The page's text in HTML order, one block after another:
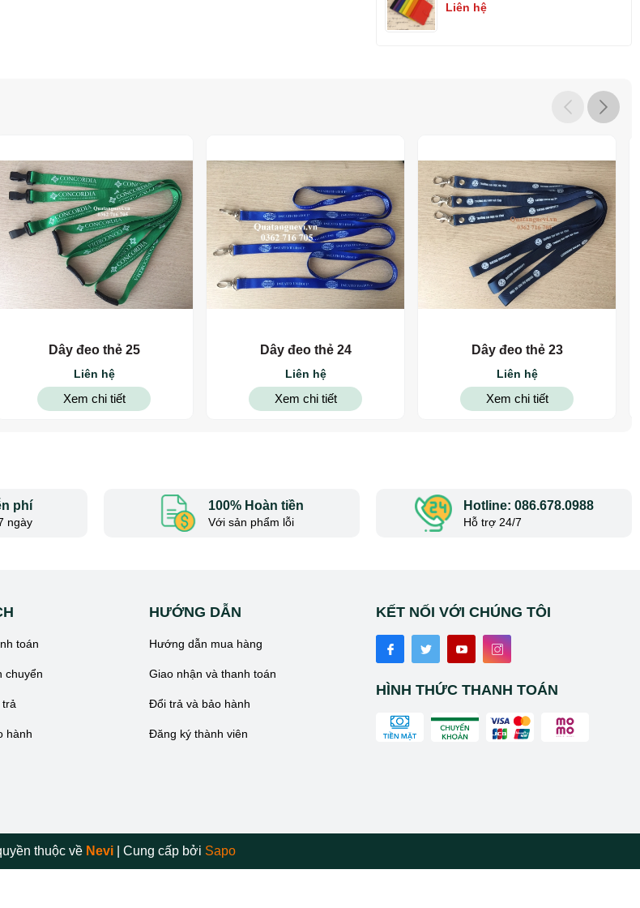
Liên hệ
Dây đeo thẻ 25
Liên hệ
Xem chi tiết
Dây đeo thẻ 24
Liên hệ
Xem chi tiết
Dây đeo thẻ 23
Liên hệ
Xem chi tiết
phí
ngày
100% Hoàn tiền
Với sản phẩm lỗi
Hotline: 086.678.0988
Hỗ trợ 24/7
toán
chuyển
trả
hành
HƯỚNG DẪN
Hướng dẫn mua hàng
Giao nhận và thanh toán
Đổi trả và bảo hành
Đăng ký thành viên
KẾT NỐI VỚI CHÚNG TÔI
HÌNH THỨC THANH TOÁN
thuộc về Nevi Cung cấp bởi Sapo